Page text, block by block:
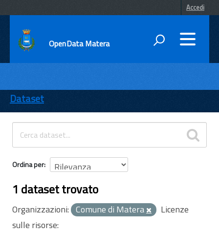
Accedi
OpenData Matera
ENTI
TEMI
INFORMAZIONI
Dataset
Ordina per
1 dataset trovato
Organizzazioni: Comune di Matera
Licenze
sulle risorse: